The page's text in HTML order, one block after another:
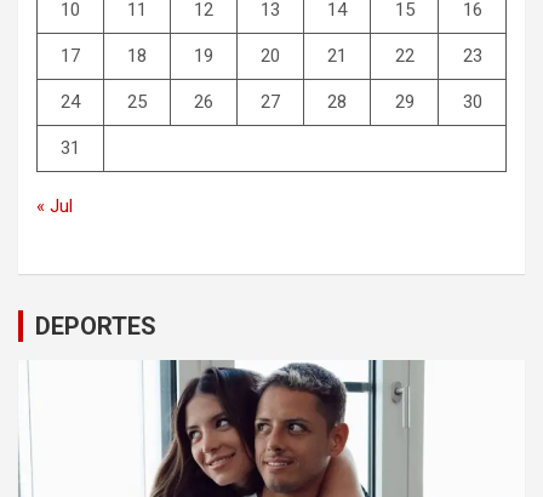
10 11 12 13 14 15 16
17 18 19 20 21 22 23
24 25 26 27 28 29 30
31
« Jul
DEPORTES